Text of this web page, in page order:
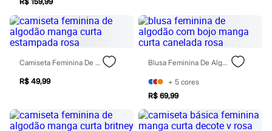
Pijamas
Moda praia
Biquínis e Maiôs
Blusas de proteção
Sungas
Personagens
Bluey
Disney
Minecraft
Naruto
Camiseta Feminina De Algodão Manga Curta Estampada Rosa
R$ 49,99
Blusa Feminina De Algodão Com Bojo Manga Curta Canelada Rosa
+ 5 cores
R$ 69,99